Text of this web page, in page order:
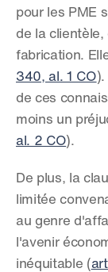
pour les PME
de la
fabrication.
340, al. 1 CO
de ces
moins un
al. 2 CO).
De plus, la
limitée
au genre
l'avenir
inéquitable (